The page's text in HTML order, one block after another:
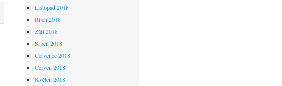
Listopad 2018
Říjen 2018
Září 2018
Srpen 2018
Červenec 2018
Červen 2018
Květen 2018